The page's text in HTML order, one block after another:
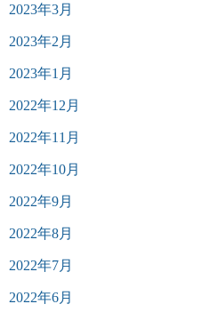
2023年3月
2023年2月
2023年1月
2022年12月
2022年11月
2022年10月
2022年9月
2022年8月
2022年7月
2022年6月